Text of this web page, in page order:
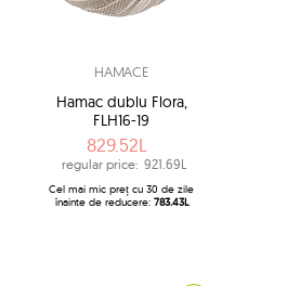
HAMACE
Hamac dublu Flora,
FLH16-19
829.52L
regular price: 921.69L
Cel mai mic preț cu 30 de zile
înainte de reducere: 783.43L